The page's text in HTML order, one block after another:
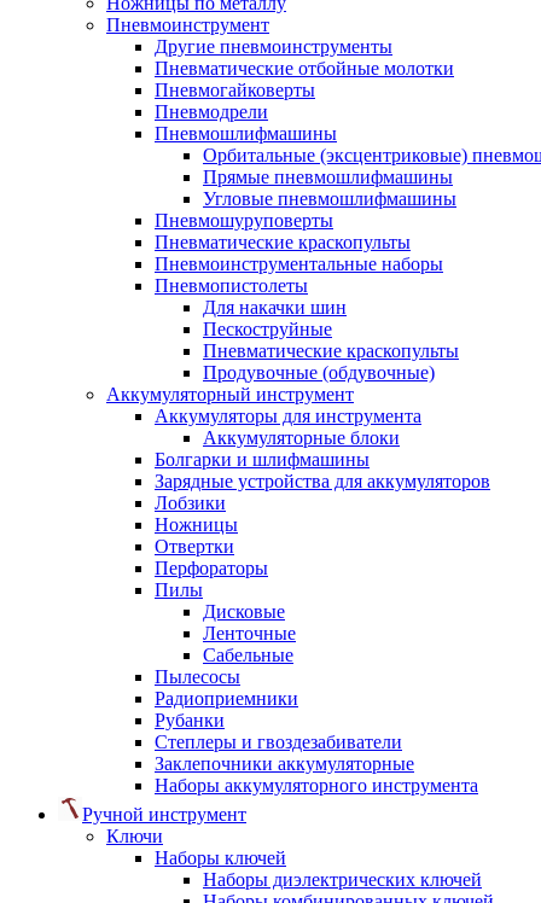
Пневмоинструмент
Другие пневмоинструменты
Пневматические отбойные молотки
Пневмогайковерты
Пневмодрели
Пневмошлифмашины
Орбитальные (эксцентриковые)
Прямые пневмошлифмашины
Угловые пневмошлифмашины
Пневмошуруповерты
Пневматические краскопульты
Пневмоинструментальные наборы
Пневмопистолеты
Для накачки шин
Пескоструйные
Пневматические краскопульты
Продувочные (обдувочные)
Аккумуляторный инструмент
Аккумуляторы для инструмента
Аккумуляторные блоки
Болгарки и шлифмашины
Зарядные устройства для аккумуляторов
Лобзики
Ножницы
Отвертки
Перфораторы
Пилы
Дисковые
Ленточные
Сабельные
Пылесосы
Радиоприемники
Рубанки
Степлеры и гвоздезабиватели
Заклепочники аккумуляторные
Наборы аккумуляторного инструмента
Ручной инструмент
Ключи
Наборы ключей
Наборы диэлектрических ключей